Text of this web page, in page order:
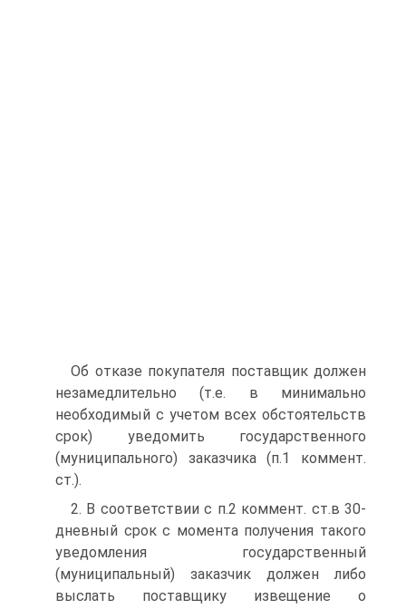
Об отказе покупателя поставщик должен
незамедлительно (т.е. в минимально
необходимый с учетом всех обстоятельств
срок) уведомить государственного
(муниципального) заказчика (п.1 коммент.
ст.).
2. В соответствии с п.2 коммент. ст.в 30-
дневный срок с момента получения такого
уведомления государственный
(муниципальный) заказчик должен либо
выслать поставщику извещение о